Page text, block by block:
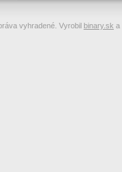
vyhradené. Vyrobil binary.sk a